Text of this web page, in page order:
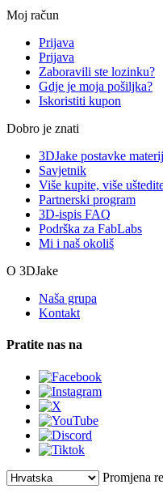
Moj račun
Prijava
Prijava
Zaboravili ste lozinku?
Gdje je moja pošiljka?
Iskoristiti kupon
Dobro je znati
3DJake postavke
Savjetnik
Više kupite, više
Partnerski program
3D-ispis FAQ
Podrška za FabLabs
Mi i naš okoliš
O 3DJake
Naša grupa
Kontakt
Pratite nas na
Promjena